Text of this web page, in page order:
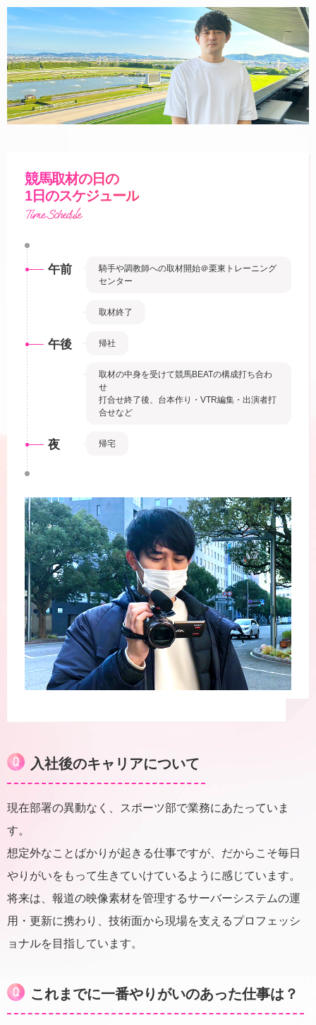
競馬取材の日の
1日のスケジュール
Time Schedule
午前
騎手や調教師への取材開始＠栗東トレーニング
センター
取材終了
午後 帰社
取材の中身を受けて競馬BEATの構成打ち合わ
せ
打合せ終了後、台本作り・VTR編集・出演者打
合せなど
夜 帰宅
入社後のキャリアについて
現在部署の異動なく、スポーツ部で業務にあたっていま
す。
想定外なことばかりが起きる仕事ですが、だからこそ毎日
やりがいをもって生きていけているように感じています。
将来は、報道の映像素材を管理するサーバーシステムの運
用・更新に携わり、技術面から現場を支えるプロフェッシ
ョナルを目指しています。
これまでに一番やりがいのあった仕事は？